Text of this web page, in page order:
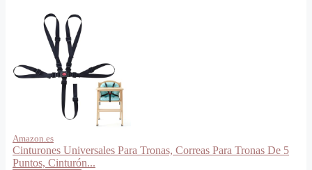
Amazon.es
Cinturones Universales Para Tronas, Correas Para Tronas De 5
Puntos, Cinturón...